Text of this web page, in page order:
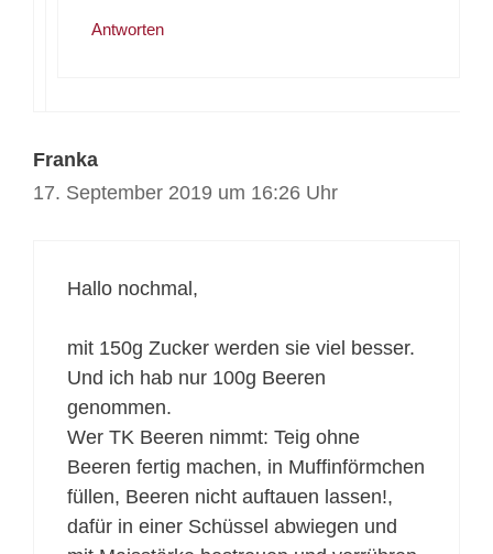
Antworten
Franka
17. September 2019 um 16:26 Uhr
Hallo nochmal,
mit 150g Zucker werden sie viel besser.
Und ich hab nur 100g Beeren
genommen.
Wer TK Beeren nimmt: Teig ohne
Beeren fertig machen, in Muffinförmchen
füllen, Beeren nicht auftauen lassen!,
dafür in einer Schüssel abwiegen und